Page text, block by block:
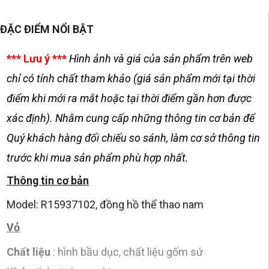
ĐẶC ĐIỂM NỔI BẬT
*** Lưu ý ***Hình ảnh và giá của sản phẩm trên web
chỉ có tính chất tham khảo (giá sản phẩm mới tại thời
điểm khi mới ra mắt hoặc tại thời điểm gần hơn được
xác định). Nhằm cung cấp những thông tin cơ bản để
Quý khách hàng đối chiếu so sánh, làm cơ sở thông tin
trước khi mua sản phẩm phù hợp nhất.
Thông tin cơ bản
Model: R15937102, đồng hồ thể thao nam
Vỏ
Chất liệu : hình bầu dục, chất liệu gốm sứ